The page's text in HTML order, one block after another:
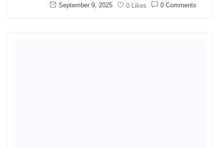
September 9, 2025 0 Likes 0 Comments